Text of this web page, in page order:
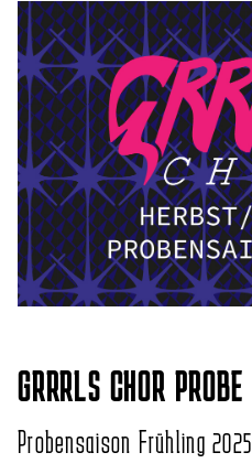
GRRRLS CHOR PROBE
Probensaison Frühling 2025